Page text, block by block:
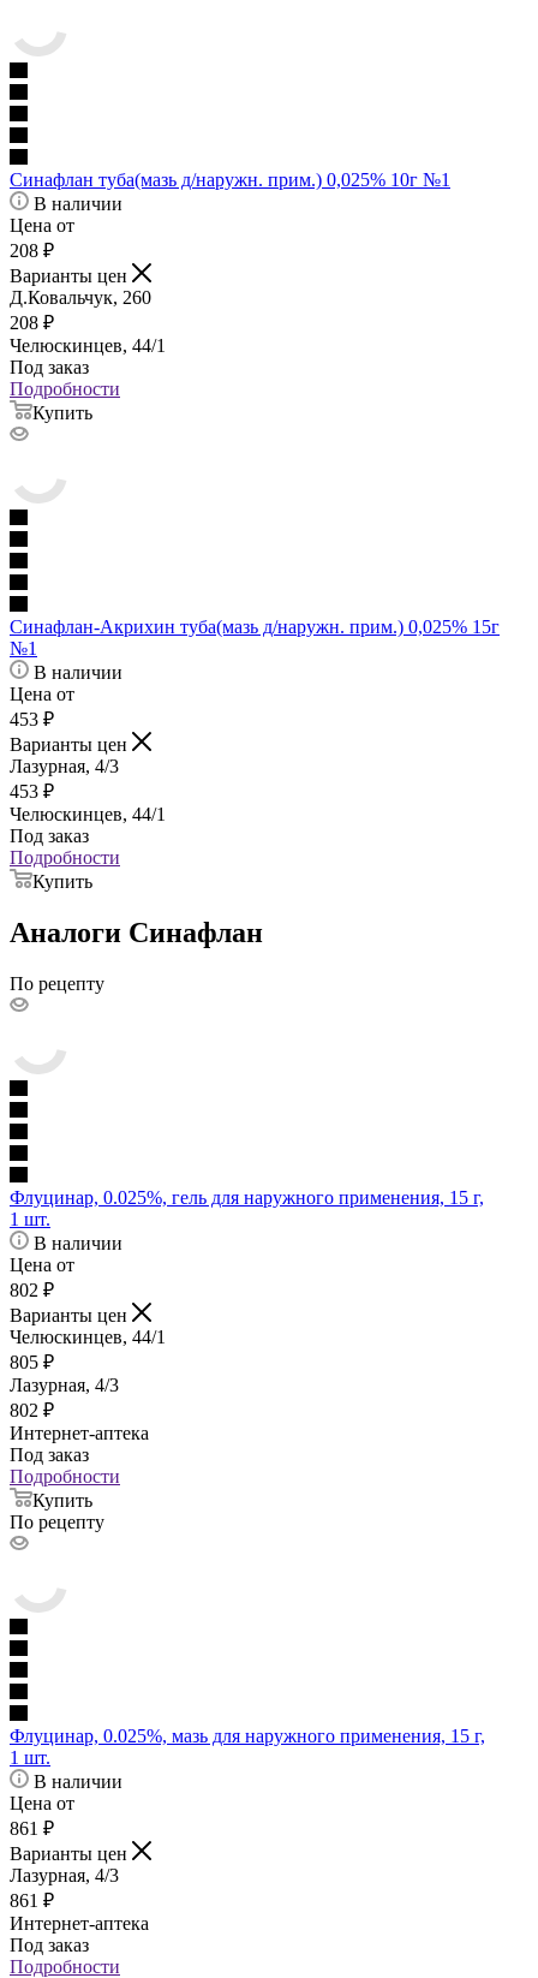
Синафлан туба(мазь д/наружн. прим.) 0,025% 10г №1
В наличии
Цена от
208 ₽
Варианты цен
Д.Ковальчук, 260
208 ₽
Челюскинцев, 44/1
Под заказ
Подробности
Купить
Синафлан-Акрихин туба(мазь д/наружн. прим.) 0,025% 15г
№1
В наличии
Цена от
453 ₽
Варианты цен
Лазурная, 4/3
453 ₽
Челюскинцев, 44/1
Под заказ
Подробности
Купить
Аналоги Синафлан
По рецепту
Флуцинар, 0.025%, гель для наружного применения, 15 г,
1 шт.
В наличии
Цена от
802 ₽
Варианты цен
Челюскинцев, 44/1
805 ₽
Лазурная, 4/3
802 ₽
Интернет-аптека
Под заказ
Подробности
Купить
По рецепту
Флуцинар, 0.025%, мазь для наружного применения, 15 г,
1 шт.
В наличии
Цена от
861 ₽
Варианты цен
Лазурная, 4/3
861 ₽
Интернет-аптека
Под заказ
Подробности